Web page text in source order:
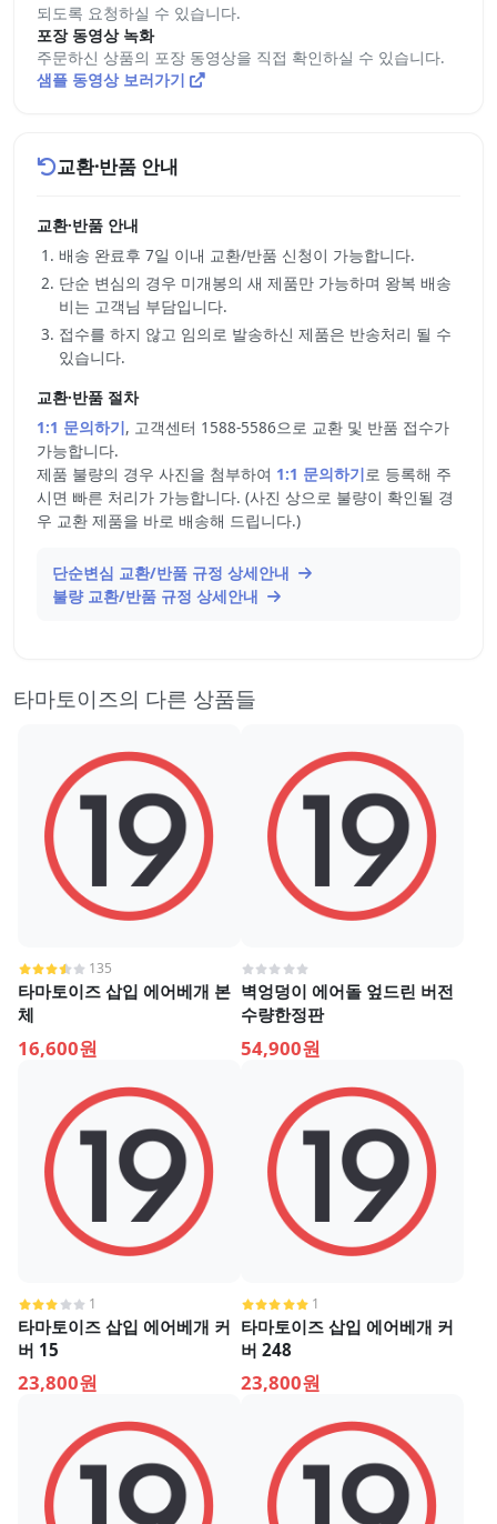
되도록 요청하실 수 있습니다.
포장 동영상 녹화
주문하신 상품의 포장 동영상을 직접 확인하실 수 있습니다.
샘플 동영상 보러가기
교환·반품 안내
교환·반품 안내
배송 완료후 7일 이내 교환/반품 신청이 가능합니다.
단순 변심의 경우 미개봉의 새 제품만 가능하며 왕복 배송
비는 고객님 부담입니다.
접수를 하지 않고 임의로 발송하신 제품은 반송처리 될 수
있습니다.
교환·반품 절차
1:1 문의하기, 고객센터 1588-5586으로 교환 및 반품 접수가
가능합니다.
제품 불량의 경우 사진을 첨부하여 1:1 문의하기로 등록해 주
시면 빠른 처리가 가능합니다. (사진 상으로 불량이 확인될 경
우 교환 제품을 바로 배송해 드립니다.)
단순변심 교환/반품 규정 상세안내
불량 교환/반품 규정 상세안내
타마토이즈의 다른 상품들
135
타마토이즈 삽입 에어베개 본
체
16,600원
벽엉덩이 에어돌 엎드린 버전
수량한정판
54,900원
1
타마토이즈 삽입 에어베개 커
버 15
23,800원
1
타마토이즈 삽입 에어베개 커
버 248
23,800원